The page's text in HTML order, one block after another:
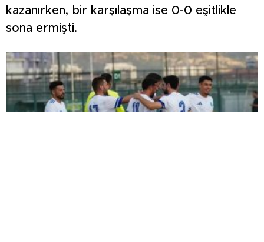
kazanırken, bir karşılaşma ise 0-0 eşitlikle
sona ermişti.